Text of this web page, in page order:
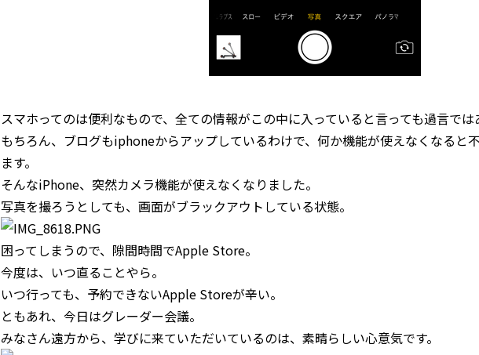
スマホってのは便利なもので、全ての情報がこの中に入っていると言っても過言では
もちろん、ブログもiphoneからアップしているわけで、何か機能が使えなくなると
ます。
そんなiPhone、突然カメラ機能が使えなくなりました。
写真を撮ろうとしても、画面がブラックアウトしている状態。
困ってしまうので、隙間時間でApple Store。
今度は、いつ直ることやら。
いつ行っても、予約できないApple Storeが辛い。
ともあれ、今日はグレーダー会議。
みなさん遠方から、学びに来ていただいているのは、素晴らしい心意気です。